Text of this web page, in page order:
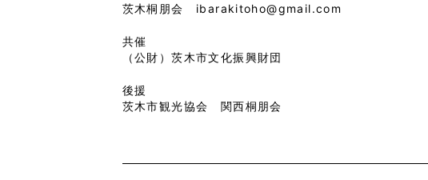
茨木桐朋会 ibarakitoho@gmail.com
共催
（公財）茨木市文化振興財団
後援
茨木市観光協会 関西桐朋会